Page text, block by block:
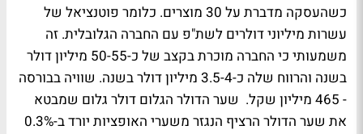
כשהעסקה מדברת על 30 מוצרים. כלומר פוטנציאל של
עשרות מיליוני דולרים לשת"פ עם החברה הגלובלית. זה
משמעותי כי החברה מוכרת בקצב של כ-50-55 מיליון דולר
בשנה והרווח שלה כ-3.5-4 מיליון דולר בשנה. שוויה בבורסה
- 465 מיליון שקל. שער הדולר הגלום דולר גלום שמבטא
את שער הדולר הרציף הנגזר משערי האופציות יורד ב-0.3%